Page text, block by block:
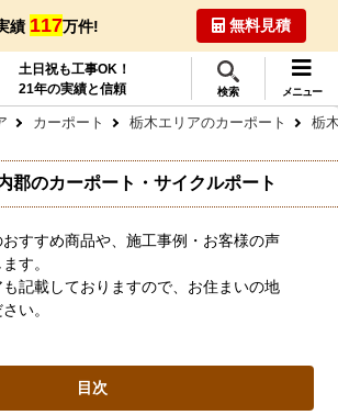
績 117万件! 無料見積
土日祝も工事OK！
21年の実績と信頼
検索 メニュー
カーポート 栃木エリアのカーポート 栃
郡のカーポート・サイクルポート
すすめ商品や、施工事例・お客様の声
す。
記載しておりますので、お住まいの地
い。
目次